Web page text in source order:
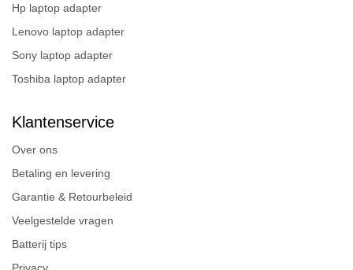
Hp laptop adapter
Lenovo laptop adapter
Sony laptop adapter
Toshiba laptop adapter
Klantenservice
Over ons
Betaling en levering
Garantie & Retourbeleid
Veelgestelde vragen
Batterij tips